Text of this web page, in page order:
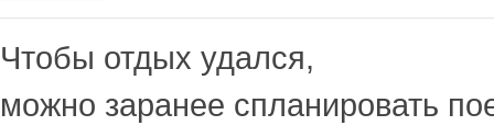
Чтобы отдых удался,
можно заранее спланировать